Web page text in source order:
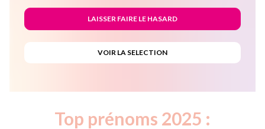
Top prénoms 2025 :